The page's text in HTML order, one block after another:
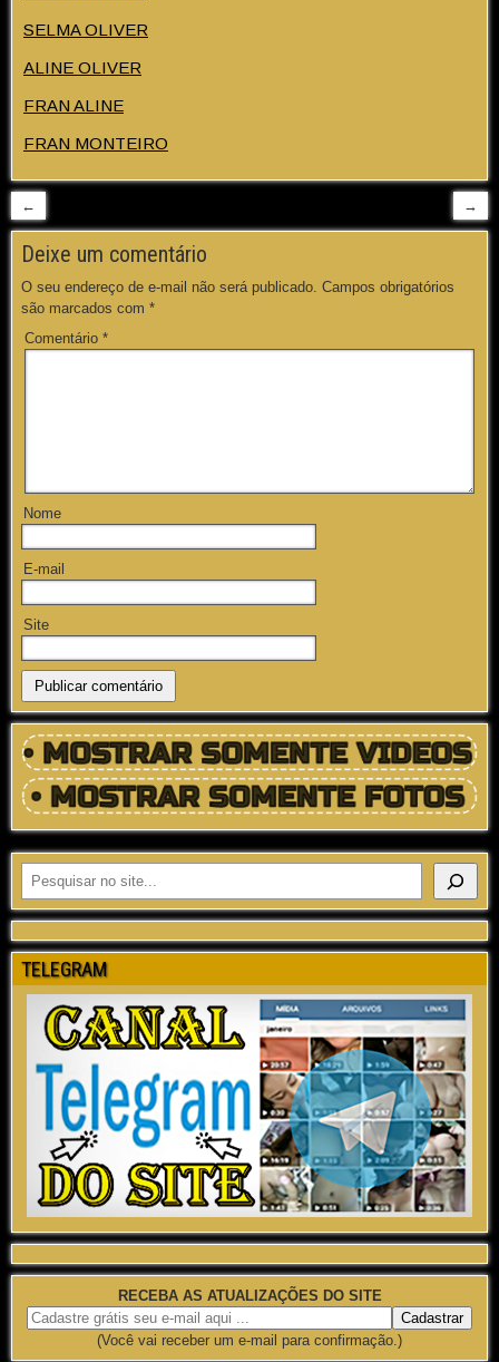
SELMA OLIVER
ALINE OLIVER
FRAN ALINE
FRAN MONTEIRO
← →
Deixe um comentário
O seu endereço de e-mail não será publicado. Campos obrigatórios
são marcados com *
Comentário *
Nome
E-mail
Site
TELEGRAM
RECEBA AS ATUALIZAÇÕES DO SITE
(Você vai receber um e-mail para confirmação.)